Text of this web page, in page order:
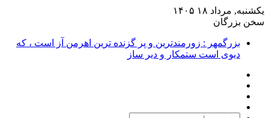
یکشنبه, مرداد ۱۸ ۱۴۰۵
سخن بزرگان
بزرگمهر : زورمندترین و پر گزنده ترین اهرمن آز است ، که
دیوی است ستمکار و دیر ساز